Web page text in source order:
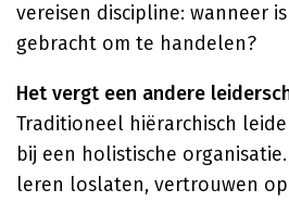
vereisen discipline: wanneer
gebracht om te handelen?
Het vergt een andere
Traditioneel hiërarchisch
bij een holistische
leren loslaten, vertrouwen